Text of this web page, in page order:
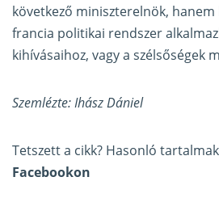
következő miniszterelnök, hanem
francia politikai rendszer
kihívásaihoz, vagy a szélsőségek
Szemlézte: Ihász Dániel
Tetszett a cikk? Hasonló
Facebookon